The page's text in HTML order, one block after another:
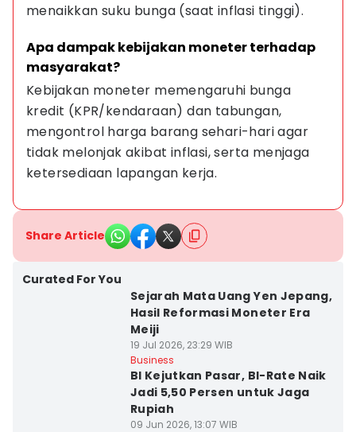
menaikkan suku bunga (saat inflasi tinggi).
Apa dampak kebijakan moneter terhadap
masyarakat?
Kebijakan moneter memengaruhi bunga
kredit (KPR/kendaraan) dan tabungan,
mengontrol harga barang sehari-hari agar
tidak melonjak akibat inflasi, serta menjaga
ketersediaan lapangan kerja.
Share Article
Curated For You
Sejarah Mata Uang Yen Jepang,
Hasil Reformasi Moneter Era
Meiji
19 Jul 2026, 23:29 WIB
Business
BI Kejutkan Pasar, BI-Rate Naik
Jadi 5,50 Persen untuk Jaga
Rupiah
09 Jun 2026, 13:07 WIB